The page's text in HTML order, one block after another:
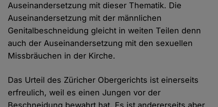
Auseinandersetzung mit dieser Thematik. Die
Auseinandersetzung mit der männlichen
Genitalbeschneidung gleicht in weiten Teilen denn
auch der Auseinandersetzung mit den sexuellen
Missbräuchen in der Kirche.
Das Urteil des Züricher Obergerichts ist einerseits
erfreulich, weil es einen Jungen vor der